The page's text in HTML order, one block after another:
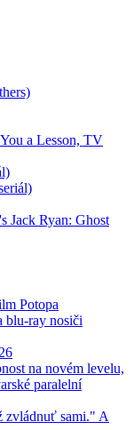
a Lesson, TV
Jack Ryan: Ghost
Potopa
blu-ray nosiči
na novém levelu,
paralelní
zvládnuť sami." A